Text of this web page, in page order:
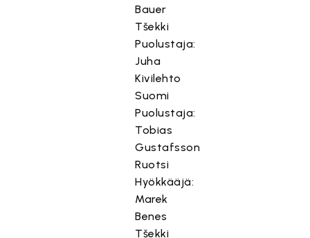
Bauer
Tšekki
Puolustaja:
Juha
Kivilehto
Suomi
Puolustaja:
Tobias
Gustafsson
Ruotsi
Hyökkääjä:
Marek
Benes
Tšekki